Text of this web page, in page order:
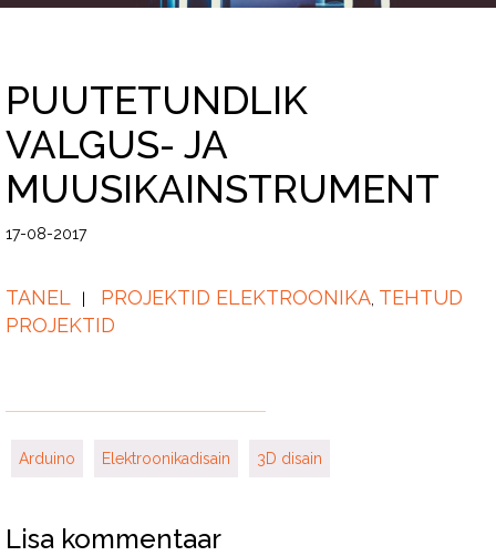
PUUTETUNDLIK
VALGUS- JA
MUUSIKAINSTRUMENT
17-08-2017
TANEL PROJEKTID ELEKTROONIKA TEHTUD
PROJEKTID
Arduino Elektroonikadisain 3D disain
Lisa kommentaar